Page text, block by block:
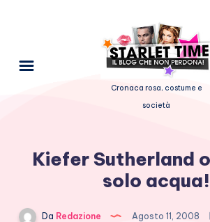
Cronaca rosa, costume e
società
Kiefer Sutherland
solo acqua!
Da Redazione Agosto 11, 2008